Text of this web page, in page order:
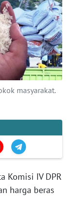
masyarakat.
Komisi IV DPR
harga beras